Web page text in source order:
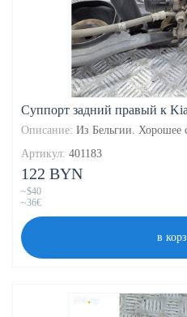
Суппорт задний правый к Kia
Описание: Из Бельгии. Хорошее
Артикул: 401183
122 BYN
~$40
~36€
в